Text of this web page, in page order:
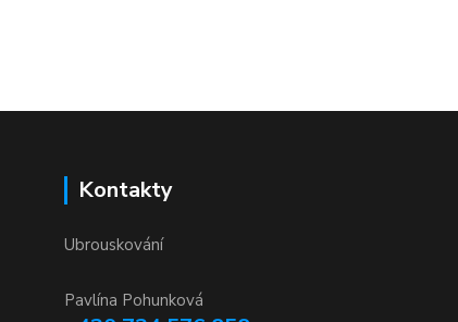
Kontakty
Ubrouskování
Pavlína Pohunková